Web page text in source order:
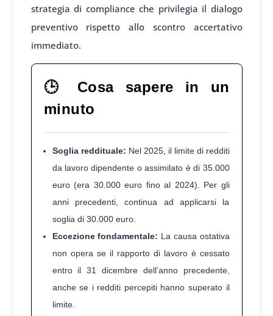
strategia di compliance che privilegia il dialogo
preventivo rispetto allo scontro accertativo
immediato.
🕒 Cosa sapere in un
minuto
Soglia reddituale: Nel 2025, il limite di redditi
da lavoro dipendente o assimilato è di 35.000
euro (era 30.000 euro fino al 2024). Per gli
anni precedenti, continua ad applicarsi la
soglia di 30.000 euro.
Eccezione fondamentale: La causa ostativa
non opera se il rapporto di lavoro è cessato
entro il 31 dicembre dell’anno precedente,
anche se i redditi percepiti hanno superato il
limite.